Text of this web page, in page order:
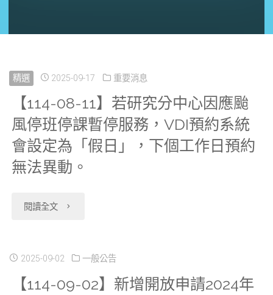
精選 2025-09-17 重要消息
【114-08-11】若研究分中心因應颱
風停班停課暫停服務，VDI預約系統
會設定為「假日」，下個工作日預約
無法異動。
閱讀全文 "【114-
11】
若
2025-09-02 一般公告
【114-09-02】新增開放申請2024年